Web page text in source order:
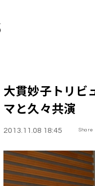
大貫妙子 トリビ
マと久々共演
2013.11.08 18:45 Share